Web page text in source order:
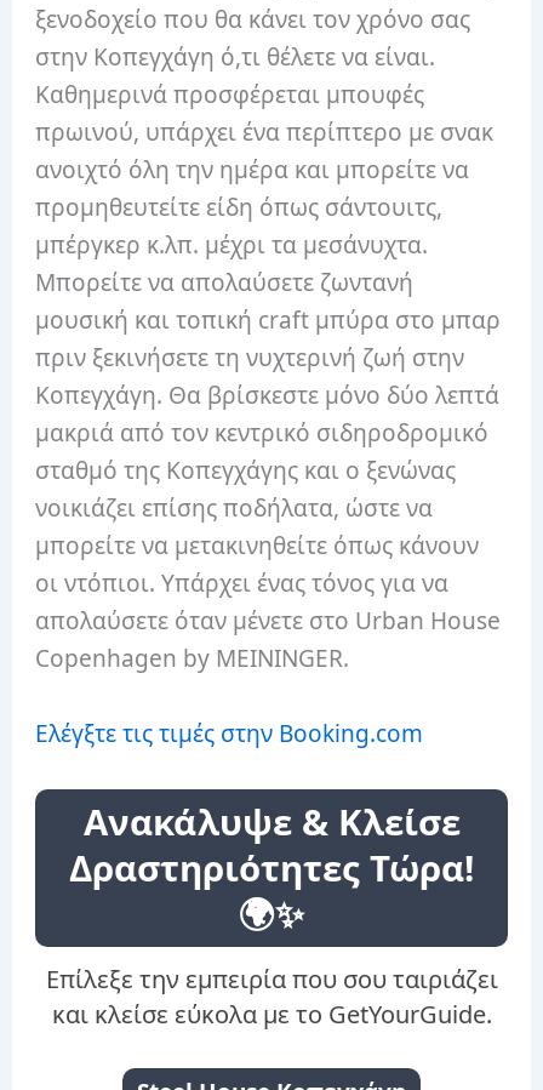
ξενοδοχείο που θα κάνει τον χρόνο σας
στην Κοπεγχάγη ό,τι θέλετε να είναι.
Καθημερινά προσφέρεται μπουφές
πρωινού, υπάρχει ένα περίπτερο με σνακ
ανοιχτό όλη την ημέρα και μπορείτε να
προμηθευτείτε είδη όπως σάντουιτς,
μπέργκερ κ.λπ. μέχρι τα μεσάνυχτα.
Μπορείτε να απολαύσετε ζωντανή
μουσική και τοπική craft μπύρα στο μπαρ
πριν ξεκινήσετε τη νυχτερινή ζωή στην
Κοπεγχάγη. Θα βρίσκεστε μόνο δύο λεπτά
μακριά από τον κεντρικό σιδηροδρομικό
σταθμό της Κοπεγχάγης και ο ξενώνας
νοικιάζει επίσης ποδήλατα, ώστε να
μπορείτε να μετακινηθείτε όπως κάνουν
οι ντόπιοι. Υπάρχει ένας τόνος για να
απολαύσετε όταν μένετε στο Urban House
Copenhagen by MEININGER.
Ελέγξτε τις τιμές στην Booking.com
Ανακάλυψε & Κλείσε
Δραστηριότητες Τώρα!
🌍✨
Επίλεξε την εμπειρία που σου ταιριάζει
και κλείσε εύκολα με το GetYourGuide.